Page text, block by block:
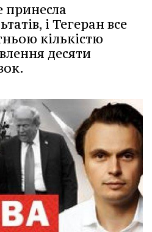
принесла
і Тегеран все
кількістю
десяти